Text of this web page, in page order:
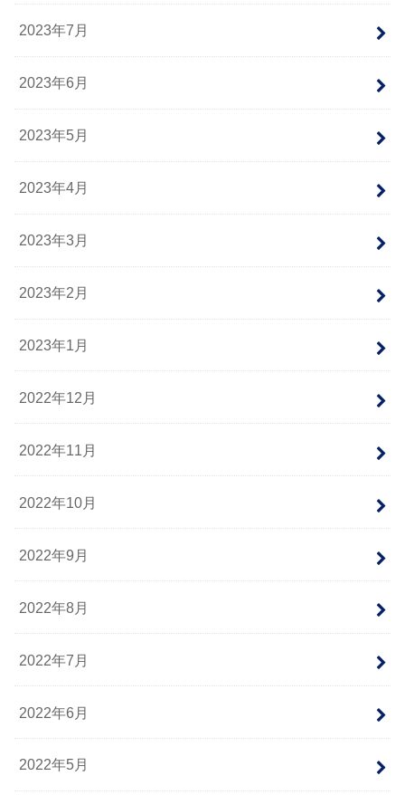
2023年7月
2023年6月
2023年5月
2023年4月
2023年3月
2023年2月
2023年1月
2022年12月
2022年11月
2022年10月
2022年9月
2022年8月
2022年7月
2022年6月
2022年5月